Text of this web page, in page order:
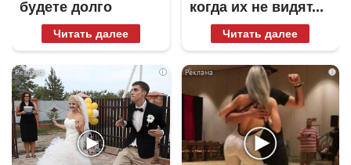
будете долго
Читать далее
когда их не видят...
Читать далее
i i